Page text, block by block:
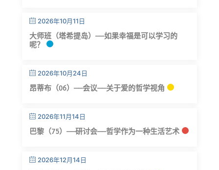
2026年10月11日
大师班（塔希提岛）——如果幸福是可以学习的
呢？
2026年10月24日
昂蒂布（06）——会议——关于爱的哲学视角
2026年11月14日
巴黎（75）——研讨会——哲学作为一种生活艺术
2026年12月14日